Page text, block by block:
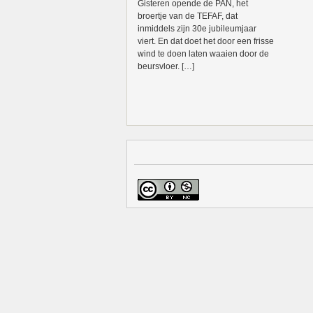
Gisteren opende de PAN, het
broertje van de TEFAF, dat
inmiddels zijn 30e jubileumjaar
viert. En dat doet het door een frisse
wind te doen laten waaien door de
beursvloer. […]